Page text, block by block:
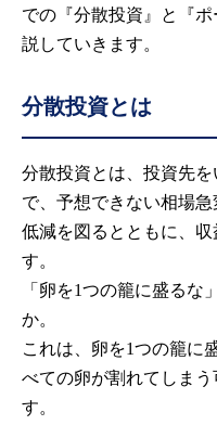
での『分散投資』と『
説していきます。
分散投資とは
分散投資とは、投資先
で、予想できない相場
低減を図るとともに、
す。
「卵を1つの籠に盛るな
か。
これは、卵を1つの籠に
べての卵が割れてしま
す。